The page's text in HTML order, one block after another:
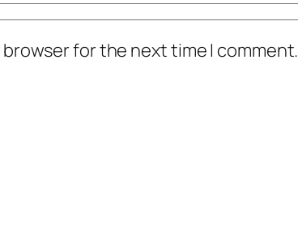
for the next time I comment.